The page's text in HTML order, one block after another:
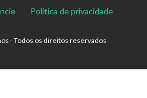
Política de privacidade
- Todos os direitos reservados